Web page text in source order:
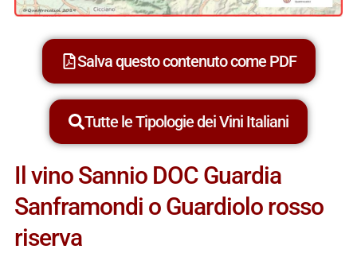
Salva questo contenuto come PDF
Tutte le Tipologie dei Vini Italiani
Il vino Sannio DOC Guardia
Sanframondi o Guardiolo rosso
riserva